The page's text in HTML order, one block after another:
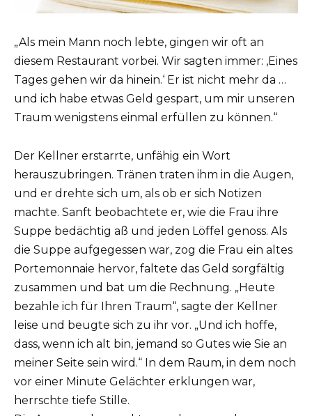
„Als mein Mann noch lebte, gingen wir oft an
diesem Restaurant vorbei. Wir sagten immer: ‚Eines
Tages gehen wir da hinein.‘ Er ist nicht mehr da …
und ich habe etwas Geld gespart, um mir unseren
Traum wenigstens einmal erfüllen zu können.“
Der Kellner erstarrte, unfähig ein Wort
herauszubringen. Tränen traten ihm in die Augen,
und er drehte sich um, als ob er sich Notizen
machte. Sanft beobachtete er, wie die Frau ihre
Suppe bedächtig aß und jeden Löffel genoss. Als
die Suppe aufgegessen war, zog die Frau ein altes
Portemonnaie hervor, faltete das Geld sorgfältig
zusammen und bat um die Rechnung. „Heute
bezahle ich für Ihren Traum“, sagte der Kellner
leise und beugte sich zu ihr vor. „Und ich hoffe,
dass, wenn ich alt bin, jemand so Gutes wie Sie an
meiner Seite sein wird.“ In dem Raum, in dem noch
vor einer Minute Gelächter erklungen war,
herrschte tiefe Stille.